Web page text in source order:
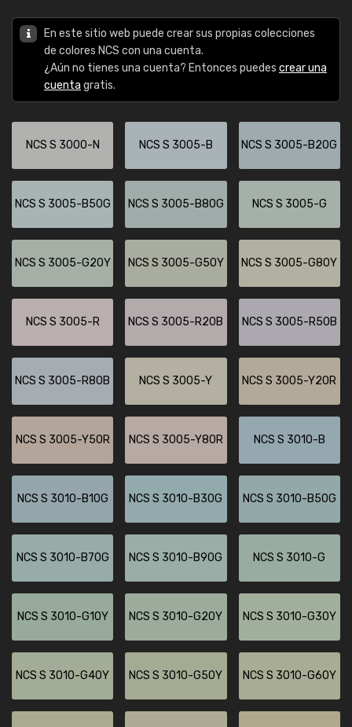
En este sitio web puede crear sus propias colecciones
de colores NCS con una cuenta.
¿Aún no tienes una cuenta? Entonces puedes crear una
cuenta gratis.
NCS S 3000-N NCS S 3005-B NCS S 3005-B20G
NCS S 3005-B50G NCS S 3005-B80G NCS S 3005-G
NCS S 3005-G20Y NCS S 3005-G50Y NCS S 3005-G80Y
NCS S 3005-R NCS S 3005-R20B NCS S 3005-R50B
NCS S 3005-R80B NCS S 3005-Y NCS S 3005-Y20R
NCS S 3005-Y50R NCS S 3005-Y80R NCS S 3010-B
NCS S 3010-B10G NCS S 3010-B30G NCS S 3010-B50G
NCS S 3010-B70G NCS S 3010-B90G NCS S 3010-G
NCS S 3010-G10Y NCS S 3010-G20Y NCS S 3010-G30Y
NCS S 3010-G40Y NCS S 3010-G50Y NCS S 3010-G60Y